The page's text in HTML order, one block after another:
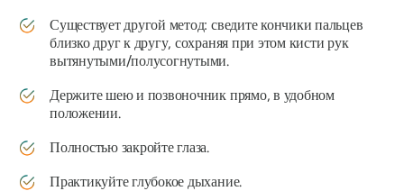
Существует другой метод: сведите кончики пальцев
близко друг к другу, сохраняя при этом кисти рук
вытянутыми/полусогнутыми.
Держите шею и позвоночник прямо, в удобном
положении.
Полностью закройте глаза.
Практикуйте глубокое дыхание.